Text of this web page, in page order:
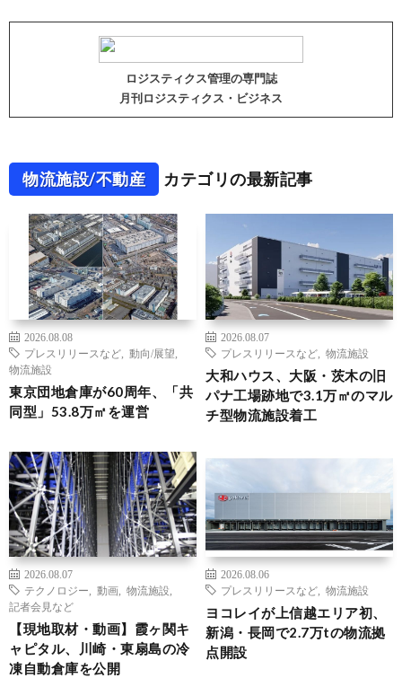
ロジスティクス管理の専門誌
月刊ロジスティクス・ビジネス
物流施設/不動産 カテゴリの最新記事
2026.08.08
プレスリリースなど
動向/展望
物流施設
東京団地倉庫が60周年、「共
同型」53.8万㎡を運営
2026.08.07
プレスリリースなど
物流施設
大和ハウス、大阪・茨木の旧
パナ工場跡地で3.1万㎡のマル
チ型物流施設着工
2026.08.07
テクノロジー
動画 物流施設
記者会見など
【現地取材・動画】霞ヶ関キ
ャピタル、川崎・東扇島の冷
凍自動倉庫を公開
2026.08.06
プレスリリースなど
物流施設
ヨコレイが上信越エリア初、
新潟・長岡で2.7万tの物流拠
点開設